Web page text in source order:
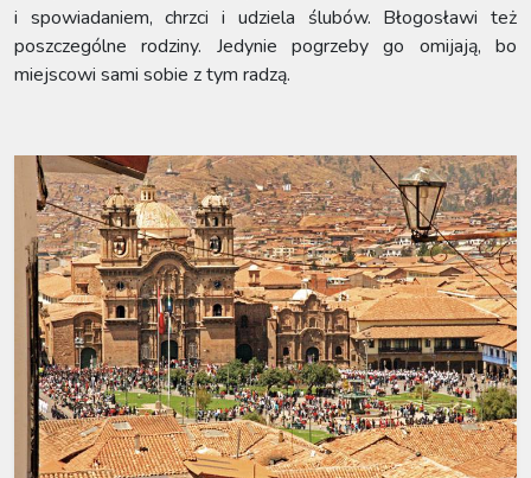
i spowiadaniem, chrzci i udziela ślubów. Błogosławi też
poszczególne rodziny. Jedynie pogrzeby go omijają, bo
miejscowi sami sobie z tym radzą.